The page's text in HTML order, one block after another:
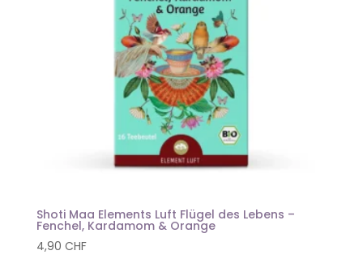
Shoti Maa Elements Luft Flügel des Lebens –
Fenchel, Kardamom & Orange
4,90 CHF